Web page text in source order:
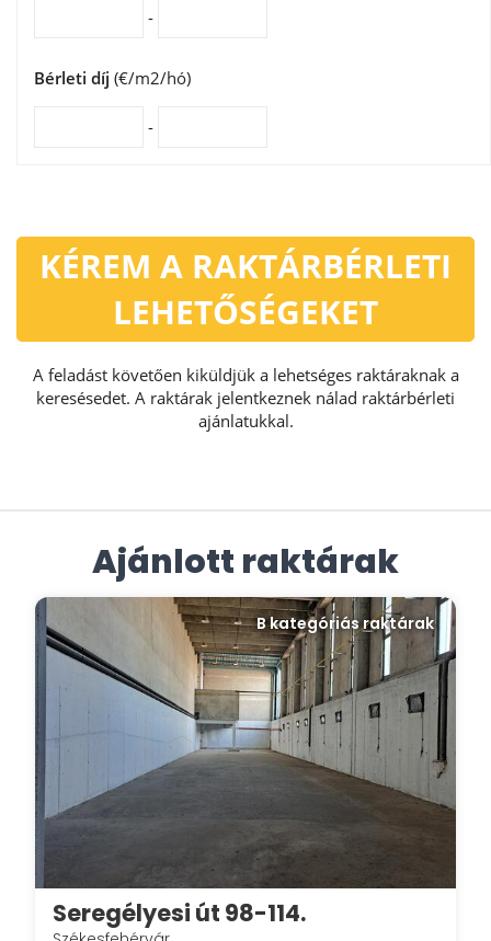
-
Bérleti díj (€/m2/hó)
-
KÉREM A RAKTÁRBÉRLETI
LEHETŐSÉGEKET
A feladást követően kiküldjük a lehetséges raktáraknak a
keresésedet. A raktárak jelentkeznek nálad raktárbérleti
ajánlatukkal.
Ajánlott raktárak
B kategóriás raktárak
Seregélyesi út 98-114.